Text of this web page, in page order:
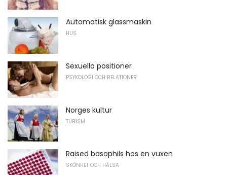
Automatisk glassmaskin
HUS
Sexuella positioner
PSYKOLOGI OCH RELATIONER
Norges kultur
TURISM
Raised basophils hos en vuxen
SKÖNHET OCH HÄLSA